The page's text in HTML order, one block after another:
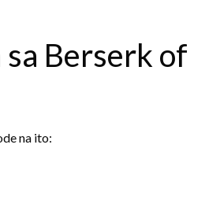
Berserk of
na ito: